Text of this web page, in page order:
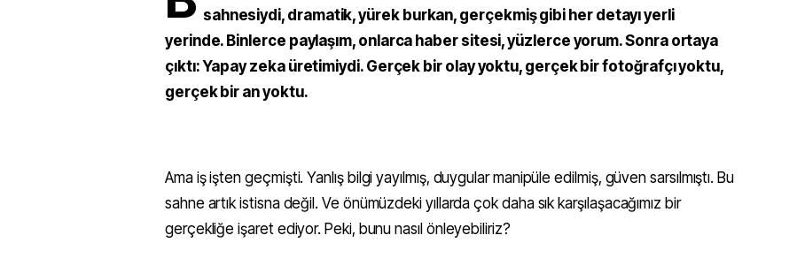
sahnesiydi, dramatik, yürek burkan, gerçekmiş gibi her detayı yerli
yerinde. Binlerce paylaşım, onlarca haber sitesi, yüzlerce yorum. Sonra ortaya
çıktı: Yapay zeka üretimiydi. Gerçek bir olay yoktu, gerçek bir fotoğrafçı yoktu,
gerçek bir an yoktu.
Ama iş işten geçmişti. Yanlış bilgi yayılmış, duygular manipüle edilmiş, güven sarsılmıştı. Bu
sahne artık istisna değil. Ve önümüzdeki yıllarda çok daha sık karşılaşacağımız bir
gerçekliğe işaret ediyor. Peki, bunu nasıl önleyebiliriz?